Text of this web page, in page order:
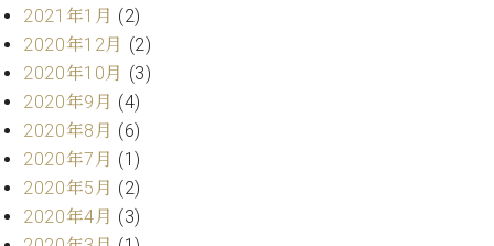
工
房
ブ
グ
ア
ク
セ
ス
2021年1月 (2)
2020年12月 (2)
2020年10月 (3)
2020年9月 (4)
2020年8月 (6)
2020年7月 (1)
2020年5月 (2)
2020年4月 (3)